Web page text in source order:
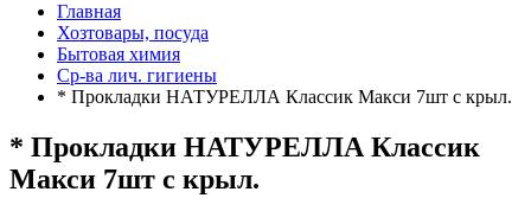
Главная
Хозтовары, посуда
Бытовая химия
Ср-ва лич. гигиены
* Прокладки НАТУРЕЛЛА Классик Макси 7шт с крыл.
* Прокладки НАТУРЕЛЛА Классик
Макси 7шт с крыл.